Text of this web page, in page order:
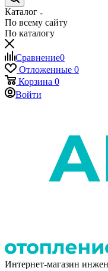
Каталог
По всему сайту
По каталогу
Сравнение0
Отложенные 0
Корзина 0
Войти
Интернет-магазин